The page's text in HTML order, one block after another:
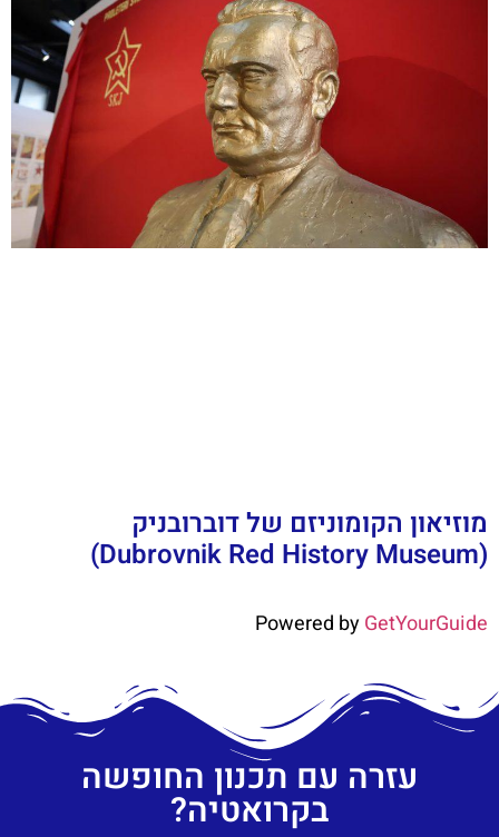
מוזיאון הקומוניזם של דוברובניק
(Dubrovnik Red History Museum)
Powered byGetYourGuide
עזרה עם תכנון החופשה
בקרואטיה?